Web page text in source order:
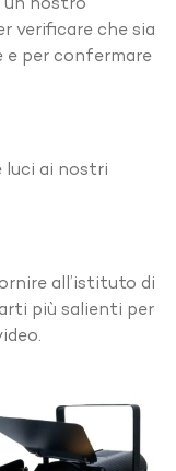
un nostro
verificare che sia
e per confermare
luci ai nostri
all’istituto di
più salienti per